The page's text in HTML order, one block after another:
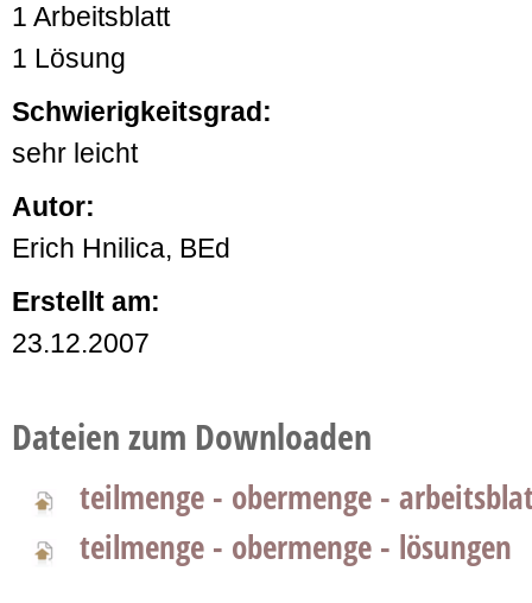
1 Arbeitsblatt
1 Lösung
Schwierigkeitsgrad:
sehr leicht
Autor:
Erich Hnilica, BEd
Erstellt am:
23.12.2007
Dateien zum Downloaden
teilmenge - obermenge -
teilmenge - obermenge - lösungen